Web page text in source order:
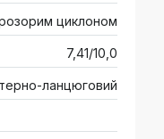
циклоном
7,41/10,0
ланцюговий